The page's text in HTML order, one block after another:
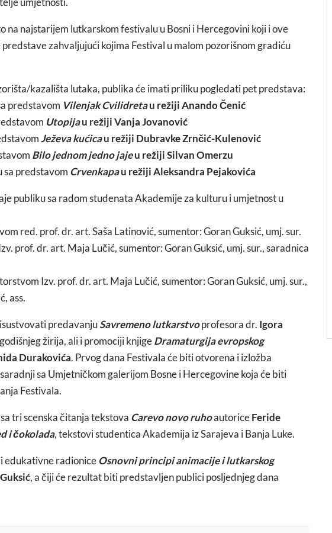
na najstarijem lutkarskom festivalu u Bosni i Hercegovini koji i ove
zahvaljujući kojima Festival u malom pozorišnom gradiću
kazališta lutaka, publika će imati priliku pogledati pet predstava:
predstavom Vilenjak Cvilidretau režiji Anando Čenić
Utopijau režiji Vanja Jovanović
Ježeva kućicau režiji Dubravke Zrnčić-Kulenović
Bilo jednom jedno jajeu režiji Silvan Omerzu
sa predstavom Crvenkapau režiji Aleksandra Pejakovića
publiku sa radom studenata Akademije za kulturu i umjetnost u
red. prof. dr. art. Saša Latinović, sumentor: Goran Guksić, umj. sur.
prof. dr. art. Maja Lučić, sumentor: Goran Guksić, umj. sur., saradnica
Izv. prof. dr. art. Maja Lučić, sumentor: Goran Guksić, umj. sur.,
ass.
predavanjuSavremeno lutkarstvoprofesora dr. Igora
žirija, ali i promociji knjigeDramaturgija evropskog
Durakovića. Prvog dana Festivala će biti otvorena i izložba
sa Umjetničkom galerijom Bosne i Hercegovine koja će biti
Festivala.
tri scenska čitanja tekstova Carevo novo ruhoautoriceFeride
i čokolada, tekstovi studentica Akademija iz Sarajeva i Banja Luke.
edukativne radionice Osnovni principi animacije i lutkarskog
, a čiji će rezultat biti predstavljen publici posljednjeg dana